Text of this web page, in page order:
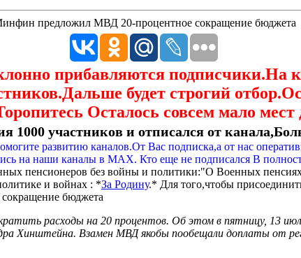
предложил МВД 20-процентное сокращение бюджета
прибавляются
будет строгий
Осталось совсем мало
1000 участников и отписался от
развитию каналов.От Вас подписка,а от нас
на наши каналы в МАХ. Кто еще не подписался В
пенсионеров без войны и политики:"О Военных
и войнах : *За Родину.* Для того,чтобы
расходы на 20 процентов. Об этом в пятницу, 13
Хинштейна. Взамен МВД якобы пообещали доплаты от